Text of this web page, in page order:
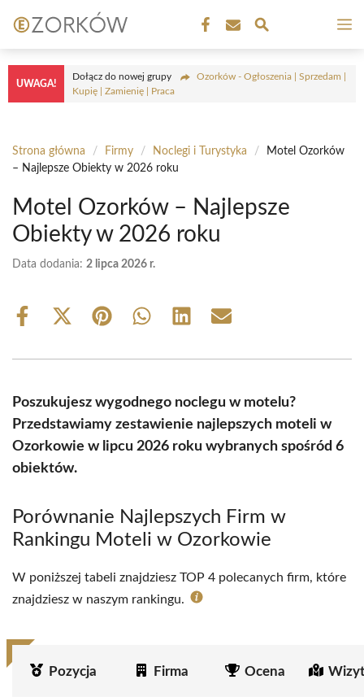
do
treści
UWAGA!
Dołącz do nowej grupy
Ozorków - Ogłoszenia | Sprzedam |
Kupię | Zamienię | Praca
Strona główna / Firmy / Noclegi i Turystyka /
Motel Ozorków
– Najlepsze Obiekty w 2026 roku
Motel Ozorków – Najlepsze
Obiekty w 2026 roku
Data dodania: 2 lipca 2026 r.
Share
Share
(Twitter)
Share Share Share Share
Poszukujesz wygodnego noclegu w motelu?
Przedstawiamy zestawienie najlepszych moteli w
Ozorkowie w lipcu 2026 roku wybranych spośród 6
obiektów.
Porównanie Najlepszych Firm w
Rankingu Moteli w Ozorkowie
W poniższej tabeli znajdziesz TOP 4 polecanych firm, które
znajdziesz w naszym rankingu.
Pozycja Firma Ocena